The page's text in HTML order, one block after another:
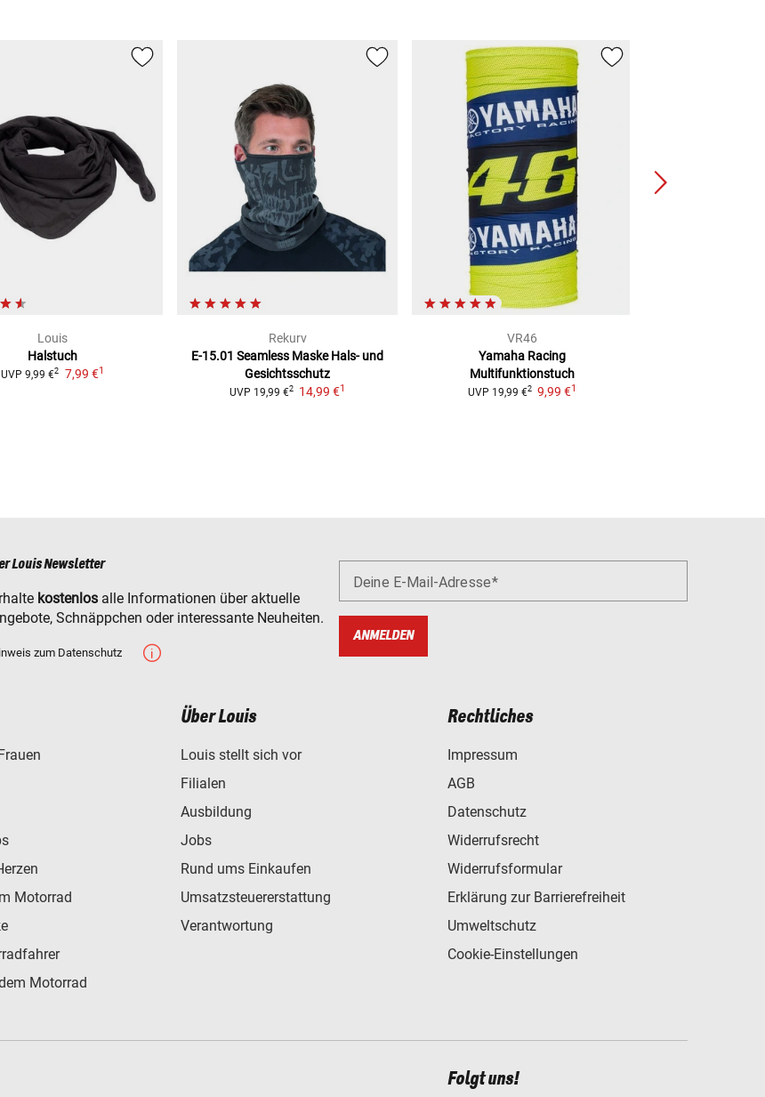
Louis
Halstuch
UVP 9,99 €2 7,99 €1
Rekurv
E-15.01 Seamless Maske Hals- und
Gesichtsschutz
UVP 19,99 €2 14,99 €1
VR46
Yamaha Racing
Multifunktionstuch
UVP 19,99 €2 9,99 €1
Louis Newsletter
kostenlos alle Informationen über aktuelle
Schnäppchen oder interessante Neuheiten.
zum Datenschutz
Deine E-Mail-Adresse
ANMELDEN
Motorrad
Motorrad
Über Louis
Louis stellt sich vor
Filialen
Ausbildung
Jobs
Rund ums Einkaufen
Umsatzsteuererstattung
Verantwortung
Rechtliches
Impressum
AGB
Datenschutz
Widerrufsrecht
Widerrufsformular
Erklärung zur Barrierefreiheit
Umweltschutz
Cookie-Einstellungen
Folgt uns!